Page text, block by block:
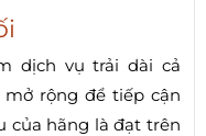
dịch vụ trải dài cả
mở rộng để tiếp cận
của hãng là đạt trên